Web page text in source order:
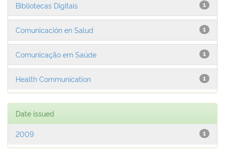
1
Bibliotecas Digitais
1
Comunicación en Salud
1
Comunicação em Saúde
1
Health Communication
Date issued
1
2009